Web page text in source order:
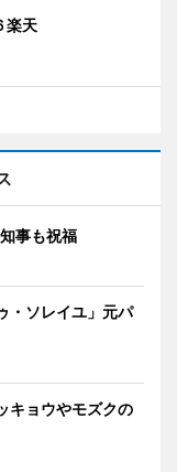
楽天
事も祝福
・ソレイユ」元パ
キョウやモズクの